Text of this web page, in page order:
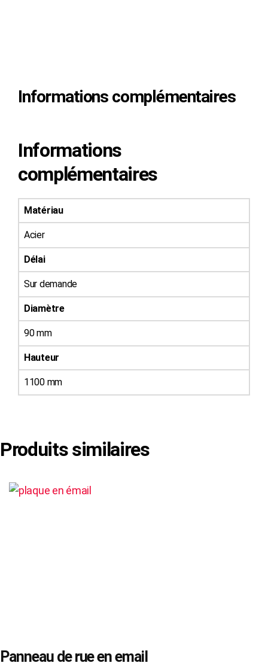
Informations complémentaires
Informations
complémentaires
Matériau
Acier
Délai
Sur demande
Diamètre
90 mm
Hauteur
1100 mm
Produits similaires
Panneau de rue en email